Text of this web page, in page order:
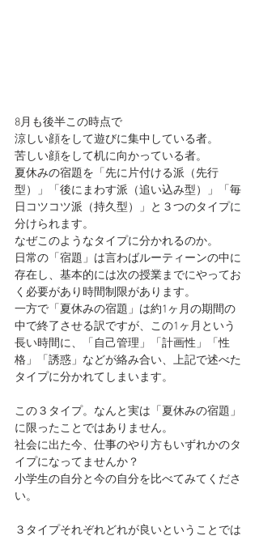
8月も後半この時点で
涼しい顔をして遊びに集中している者。
苦しい顔をして机に向かっている者。
夏休みの宿題を「先に片付ける派（先行
型）」「後にまわす派（追い込み型）」「毎
日コツコツ派（持久型）」と３つのタイプに
分けられます。
なぜこのようなタイプに分かれるのか。
日常の「宿題」は言わばルーティーンの中に
存在し、基本的には次の授業までにやってお
く必要があり時間制限があります。
一方で「夏休みの宿題」は約1ヶ月の期間の
中で終了させる訳ですが、この1ヶ月という
長い時間に、「自己管理」「計画性」「性
格」「誘惑」などが絡み合い、上記で述べた
タイプに分かれてしまいます。
この３タイプ。なんと実は「夏休みの宿題」
に限ったことではありません。
社会に出た今、仕事のやり方もいずれかのタ
イプになってませんか？
小学生の自分と今の自分を比べてみてくださ
い。
３タイプそれぞれどれが良いということでは